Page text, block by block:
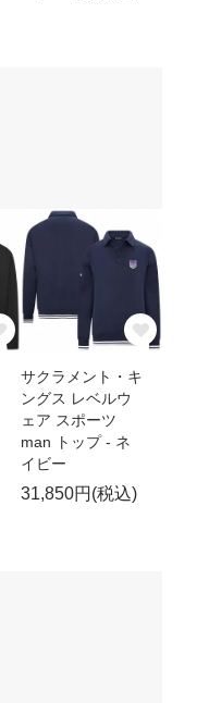
サクラメント・キ
ングス レベルウ
ェア スポーツ
man トップ - ネ
イビー
31,850円(税込)